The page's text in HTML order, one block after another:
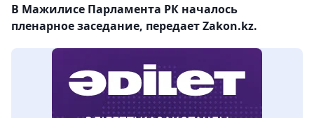
В Мажилисе Парламента РК началось
пленарное заседание, передает Zakon.kz.